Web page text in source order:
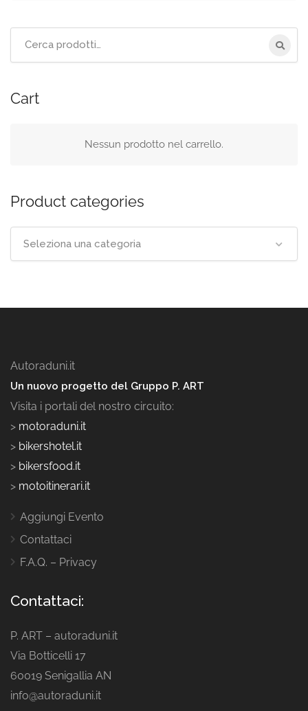
Cart
Nessun prodotto nel carrello.
Product categories
Seleziona una categoria
Autoraduni.it
Un nuovo progetto del Gruppo P. ART
Visita i portali del nostro circuito:
> motoraduni.it
> bikershotel.it
> bikersfood.it
> motoitinerari.it
Aggiungi Evento
Contattaci
F.A.Q. – Privacy
Contattaci:
P. ART – autoraduni.it
Via Botticelli 17
60019 Senigallia AN
info@autoraduni.it